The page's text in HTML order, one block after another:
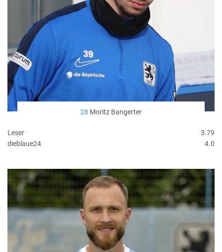
28 Moritz Bangerter
Leser
3.79
dieblaue24
4.0